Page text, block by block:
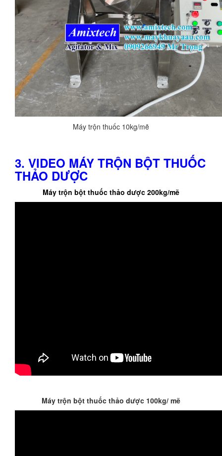
Máy trộn thuốc 10kg/mẽ
3. VIDEO MÁY TRỘN BỘT THUỐC
THẢO DƯỢC
Máy trộn bột thuốc thảo dược 200kg/mẽ
Máy trộn bột thuốc thảo dược 100kg/ mẽ